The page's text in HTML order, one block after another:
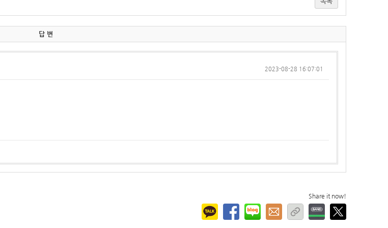
답 변
2023-08-28 16:07:01
Share it now!